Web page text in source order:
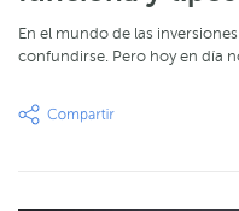
En el mundo de las
confundirse. Pero hoy en día